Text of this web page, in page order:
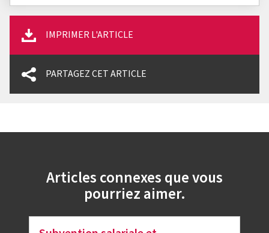
IMPRIMER L'ARTICLE
PARTAGEZ CET ARTICLE
Articles connexes que vous
pourriez aimer.